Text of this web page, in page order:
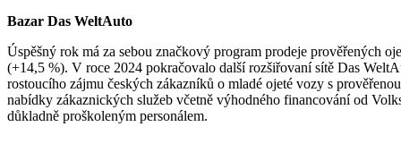
Bazar Das WeltAuto
Úspěšný rok má za sebou značkový program prodeje prověřených
(+14,5 %). V roce 2024 pokračovalo další rozšiřovaní sítě Das
rostoucího zájmu českých zákazníků o mladé ojeté vozy s
nabídky zákaznických služeb včetně výhodného financování od
důkladně proškoleným personálem.